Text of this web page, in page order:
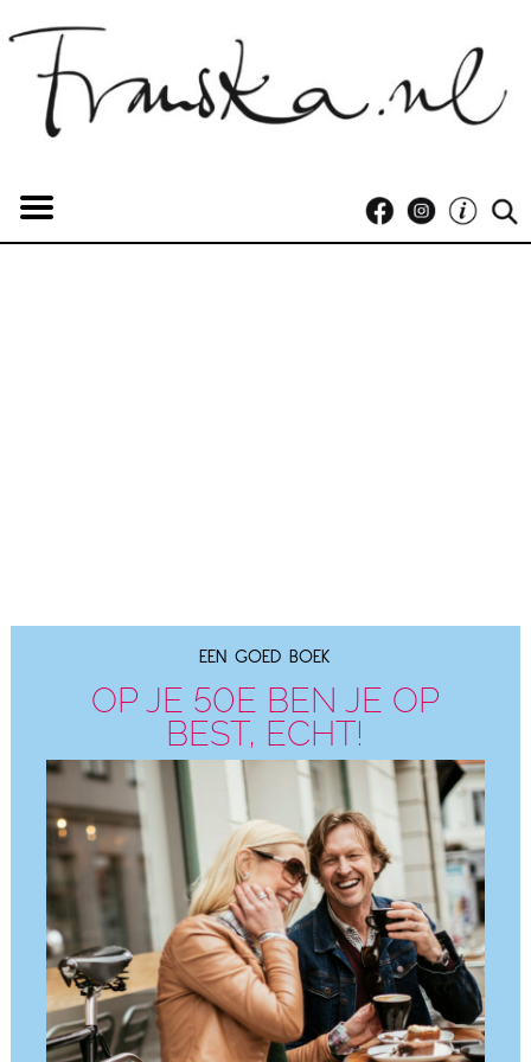
EEN GOED BOEK
OP JE 50E BEN JE OP
BEST, ECHT!